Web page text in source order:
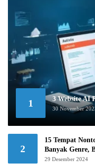
1 3 Website AI
30 November
2
15 Tempat
Banyak Genre,
29 Desember 2024